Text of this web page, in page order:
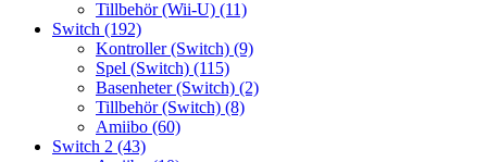
Tillbehör (Wii-U) (11)
Switch (192)
Kontroller (Switch) (9)
Spel (Switch) (115)
Basenheter (Switch) (2)
Tillbehör (Switch) (8)
Amiibo (60)
Switch 2 (43)